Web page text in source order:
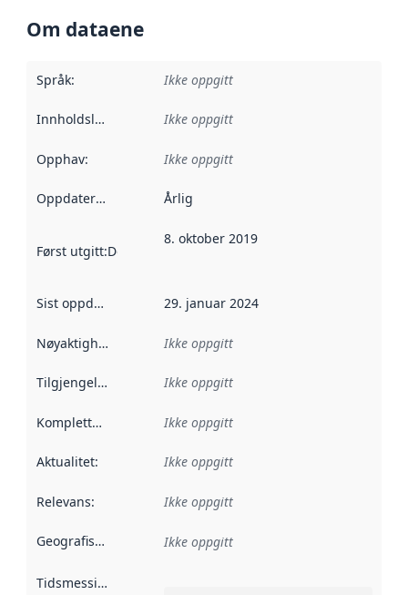
Om dataene
Språk: Ikke oppgitt
Innholdsleverandører :
Ikke oppgitt
Opphav: Ikke oppgitt
Oppdateringsfrekvens :
Årlig
Først utgitt:Denne datoen sier når dataene i dette
8. oktober 2019
Sist oppdatert 29. januar 2024
Nøyaktighet Ikke oppgitt
Tilgjengelighet Ikke oppgitt
Kompletthet Ikke oppgitt
Aktualitet: Ikke oppgitt
Relevans: Ikke oppgitt
Geografisk avgrensning :
Ikke oppgitt
Tidsmessig avgrensning